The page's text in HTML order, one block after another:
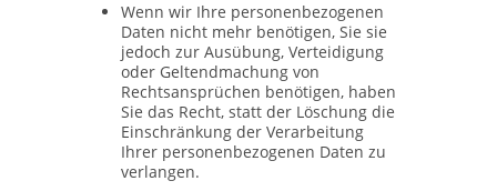
Wenn wir Ihre personenbezogenen
Daten nicht mehr benötigen, Sie sie
jedoch zur Ausübung, Verteidigung
oder Geltendmachung von
Rechtsansprüchen benötigen, haben
Sie das Recht, statt der Löschung die
Einschränkung der Verarbeitung
Ihrer personenbezogenen Daten zu
verlangen.